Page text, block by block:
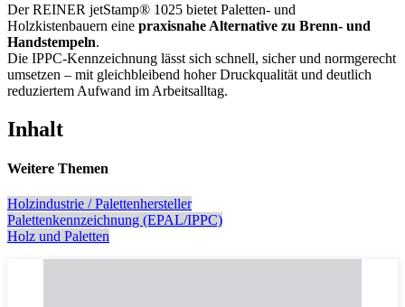
Der REINER jetStamp® 1025 bietet Paletten- und
Holzkistenbauern eine praxisnahe Alternative zu Brenn- und
Handstempeln.
Die IPPC-Kennzeichnung lässt sich schnell, sicher und normgerecht
umsetzen – mit gleichbleibend hoher Druckqualität und deutlich
reduziertem Aufwand im Arbeitsalltag.
Inhalt
Weitere Themen
Holzindustrie / Palettenhersteller
Palettenkennzeichnung (EPAL/IPPC)
Holz und Paletten